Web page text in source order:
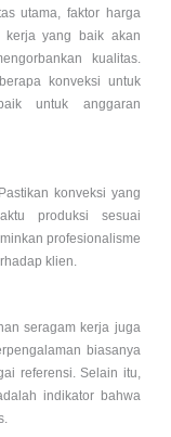
utama, faktor harga
kerja yang baik akan
kualitas.
konveksi untuk
untuk anggaran
konveksi yang
produksi sesuai
profesionalisme
klien.
seragam kerja juga
biasanya
referensi. Selain itu,
indikator bahwa